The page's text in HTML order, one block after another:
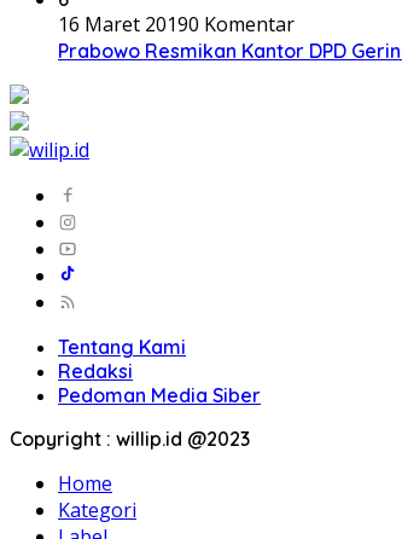
16 Maret 20190 Komentar
Prabowo Resmikan Kantor DPD
Tentang Kami
Redaksi
Pedoman Media Siber
Copyright : willip.id @2023
Home
Kategori